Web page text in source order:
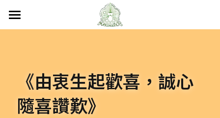
首頁
認識嘎檔
傳承祖師
嘎檔修行
嘎檔經藏
弘法日誌
《由衷生起歡喜，誠心
隨喜讚歎》